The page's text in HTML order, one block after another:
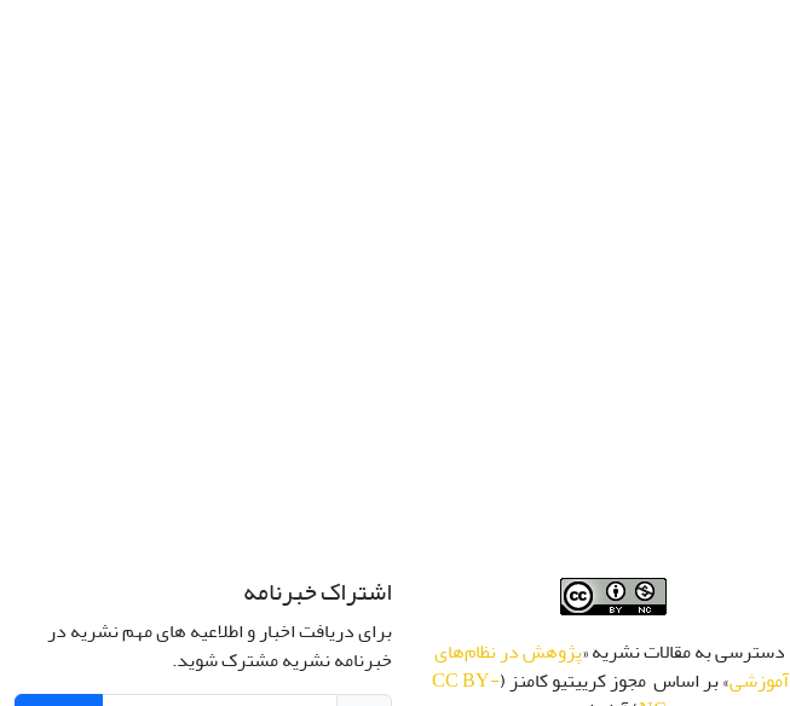
دسترسی به مقالات نشریه «پژوهش در نظام‌های
آموزشی» بر اساس مجوز کرییتیو کامنز (CC BY-
اشتراک خبرنامه
برای دریافت اخبار و اطلاعیه های مهم نشریه در
خبرنامه نشریه مشترک شوید.